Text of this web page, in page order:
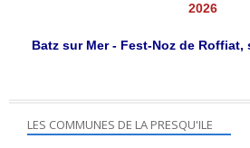
2026
Batz sur Mer - Fest-Noz de Roffiat,
LES COMMUNES DE LA PRESQU'ILE